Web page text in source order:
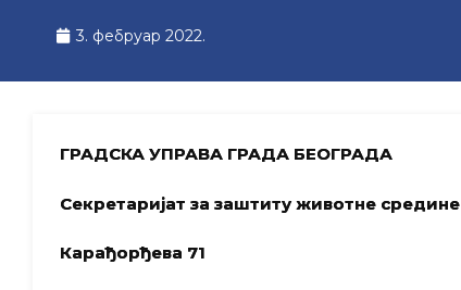
3. фебруар 2022.
ГРАДСКА УПРАВА ГРАДА БЕОГРАДА
Секретаријат за заштиту животне средине
Карађорђева 71